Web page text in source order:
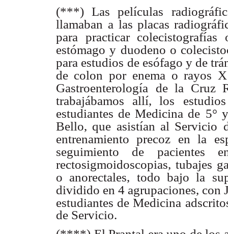
(***) Las películas
llamaban a las placas
para
practicar
estómago y duodeno o
para estudios de esófago y de
de colon por enema o rayos
Gastroenterología
de la Cruz
trabajábamos allí, los
estudiantes de Medicina de 5°
Bello, que asistían al Servicio
entrenamiento precoz en la
seguimiento de pacientes
rectosigmoidoscopias, tubajes
o anorectales, todo bajo la
dividido en 4 agrupaciones, con
estudiantes de Medicina
de Servicio.